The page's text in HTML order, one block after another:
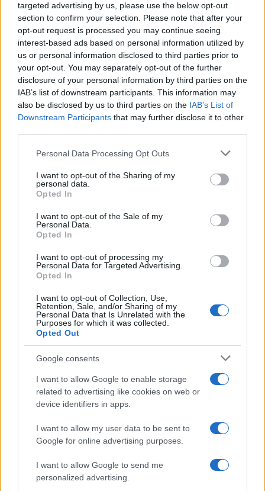
targeted advertising by us, please use the below opt-out
section to confirm your selection. Please note that after your
opt-out request is processed you may continue seeing
interest-based ads based on personal information utilized by
us or personal information disclosed to third parties prior to
your opt-out. You may separately opt-out of the further
disclosure of your personal information by third parties on the
IAB’s list of downstream participants. This information may
also be disclosed by us to third parties on the IAB’s List of
Downstream Participants that may further disclose it to other
Please note that this website/app uses one or more Google
not limited to your visit or usage behaviour. You may click to
grant or deny consent to Google and its third-party tags to
use your data for below specified purposes in below Google
consent section.
Personal Data Processing Opt Outs
I want to opt-out of the Sharing of my
personal data.
Opted In
I want to opt-out of the Sale of my
Personal Data.
Opted In
I want to opt-out of processing my
Personal Data for Targeted Advertising.
Opted In
I want to opt-out of Collection, Use,
Retention, Sale, and/or Sharing of my
Personal Data that Is Unrelated with the
Purposes for which it was collected.
Opted Out
Google consents
I want to allow Google to enable storage
related to advertising like cookies on web or
device identifiers in apps.
I want to allow my user data to be sent to
Google for online advertising purposes.
I want to allow Google to send me
personalized advertising.
Stereoscope(@stereoscope) Noble Member
#733102
Πάντως μόνο τη μια πλευρά ακούμε.
0 Reply
Δεν πειράζει θα πάρουν Κααν όσο δεν πήραν φ35 και θα
ξεκινήσει μια τριμερής Γάλλο- Γερμανό – κάτι συνεργασία για
εντός του 1988
Noble Member
9 Ιουνίου 2026 17:49
#733139
• Η Αγγλία από εκεί που συμμετείχε επί δεκαετίες, πλέον δεν
μιλάει συνοριακά και εμπορικά με την υπόλοιπη Ευρώπη
Dassault (εντάξει απλά καταδεικνύουμε το οξύμωρο με χιουμορ,
εννοείται ότι στην θλιβερή ανικανότητα των Γερμανό-γαλλικών
• η ΕΕ χρηματοδοτεί αθρόα τις αγορές ηλεκτρικών αυτοκινήτων
χωρίς εμπορικά φιλτρα, χρηματοδοτει δηλαδή τις
κατακλυσμιαίες αγορές των …κινεζικών ηλεκτρικών για τα
οποία δεν υπάρχει ούτε ένα εργοστάσιο στην Ευρώπη (αν δεν